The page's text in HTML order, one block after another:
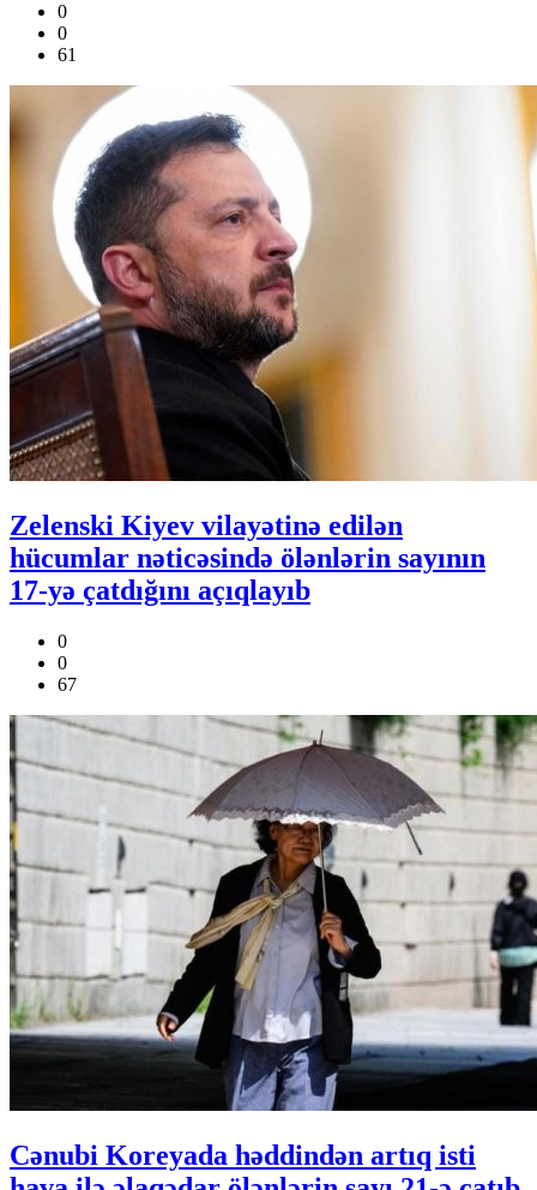
0
0
61
Zelenski Kiyev vilayətinə edilən
hücumlar nəticəsində ölənlərin sayının
17-yə çatdığını açıqlayıb
0
0
67
Cənubi Koreyada həddindən artıq isti